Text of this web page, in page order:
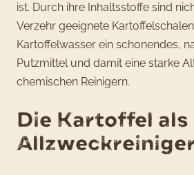
ist. Durch ihre Inhaltsstoffe sind
Verzehr geeignete
Kartoffelwasser ein schonendes,
Putzmittel und damit eine starke
chemischen Reinigern.
Die Kartoffel als